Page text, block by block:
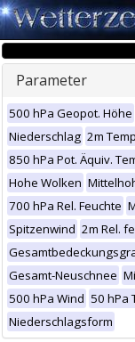
Parameter
500 hPa Geopot. Höhe
Niederschlag 2m Temp
850 hPa Pot. Äquiv.
Hohe Wolken
700 hPa Rel. Feuchte
Spitzenwind 2m Rel.
Gesamt-Neuschnee
500 hPa Wind 50 hPa
Niederschlagsform